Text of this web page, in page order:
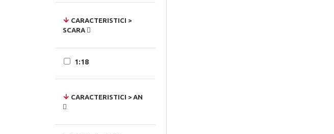
CARACTERISTICI >
SCARA
1:18
CARACTERISTICI > AN